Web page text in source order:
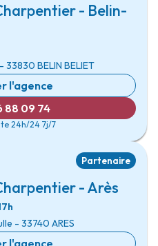
- Belin-
- 33830 BELIN BELIET
l'agence
88 09 74
24h/24 7j/7
Partenaire
- Arès
- 33740 ARES
l'agence